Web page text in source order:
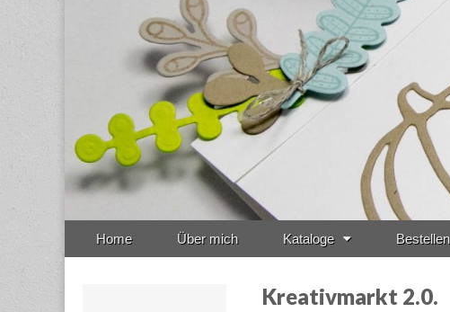
Home Über mich Kataloge Bestellen
Kreativmarkt 2.0.